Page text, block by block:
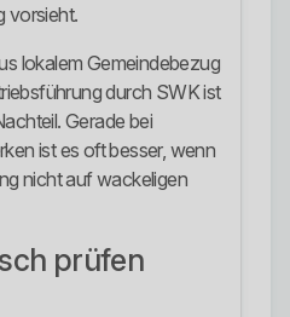
vorsieht.
lokalem Gemeindebezug
durch SWK ist
Gerade bei
ist es oft besser, wenn
nicht auf wackeligen
prüfen